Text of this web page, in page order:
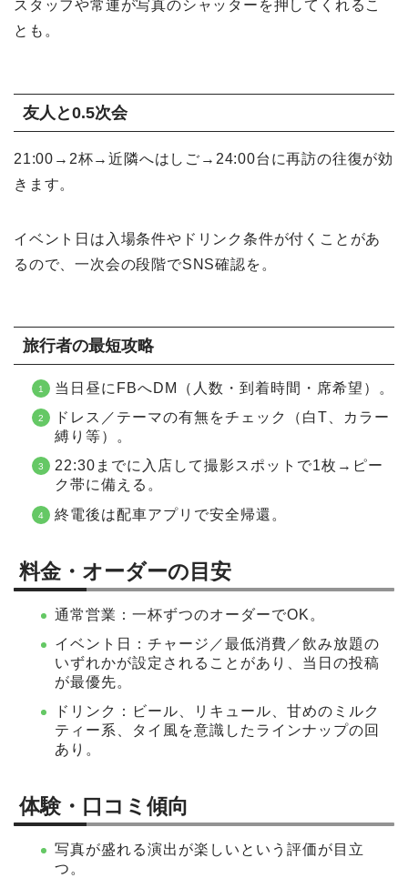
スタッフや常連が写真のシャッターを押してくれるこ
とも。
友人と0.5次会
21:00→2杯→近隣へはしご→24:00台に再訪の往復が効
きます。
イベント日は入場条件やドリンク条件が付くことがあ
るので、一次会の段階でSNS確認を。
旅行者の最短攻略
当日昼にFBへDM（人数・到着時間・席希望）。
ドレス／テーマの有無をチェック（白T、カラー
縛り等）。
22:30までに入店して撮影スポットで1枚→ピー
ク帯に備える。
終電後は配車アプリで安全帰還。
料金・オーダーの目安
通常営業：一杯ずつのオーダーでOK。
イベント日：チャージ／最低消費／飲み放題の
いずれかが設定されることがあり、当日の投稿
が最優先。
ドリンク：ビール、リキュール、甘めのミルク
ティー系、タイ風を意識したラインナップの回
あり。
体験・口コミ傾向
写真が盛れる演出が楽しいという評価が目立
つ。